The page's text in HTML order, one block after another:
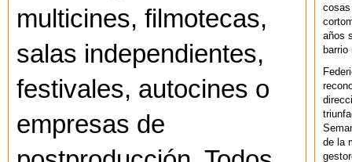
multicines, filmotecas,
salas independientes,
festivales, autocines o
empresas de
cosas
años
de la